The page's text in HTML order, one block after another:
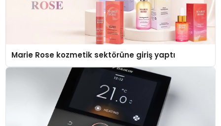
Marie Rose kozmetik sektörüne giriş yaptı